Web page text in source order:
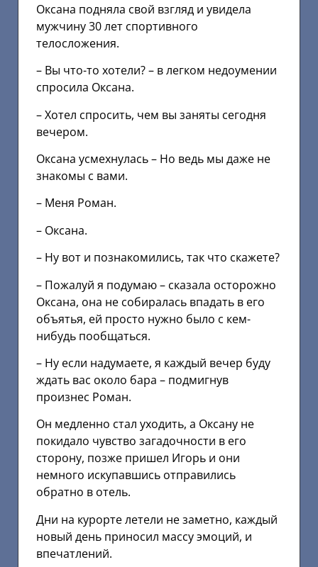
Оксана подняла свой взгляд и увидела
мужчину 30 лет спортивного
телосложения.
– Вы что-то хотели? – в легком недоумении
спросила Оксана.
– Хотел спросить, чем вы заняты сегодня
вечером.
Оксана усмехнулась – Но ведь мы даже не
знакомы с вами.
– Меня Роман.
– Оксана.
– Ну вот и познакомились, так что скажете?
– Пожалуй я подумаю – сказала осторожно
Оксана, она не собиралась впадать в его
объятья, ей просто нужно было с кем-
нибудь пообщаться.
– Ну если надумаете, я каждый вечер буду
ждать вас около бара – подмигнув
произнес Роман.
Он медленно стал уходить, а Оксану не
покидало чувство загадочности в его
сторону, позже пришел Игорь и они
немного искупавшись отправились
обратно в отель.
Дни на курорте летели не заметно, каждый
новый день приносил массу эмоций, и
впечатлений.